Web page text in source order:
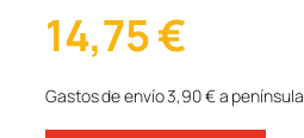
14,75€
Gastos de envío 3,90 € a península